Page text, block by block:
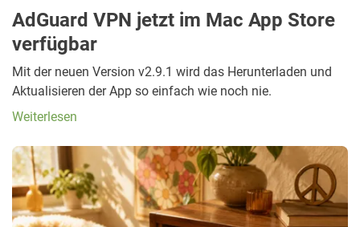
AdGuard VPN jetzt im Mac App Store
verfügbar
Mit der neuen Version v2.9.1 wird das Herunterladen und
Aktualisieren der App so einfach wie noch nie.
Weiterlesen